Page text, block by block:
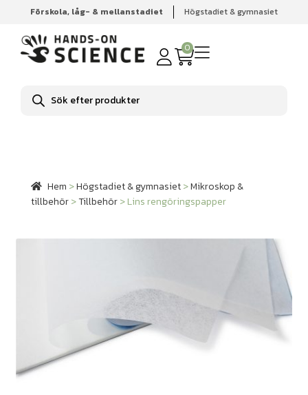
Förskola, låg- & mellanstadiet Högstadiet & gymnasiet
0
Produktsökning
Hem Högstadiet & gymnasiet
Mikroskop & tillbehör
Tillbehör
Lins rengöringspapper
Hem >Högstadiet & gymnasiet>Mikroskop &
tillbehör>Tillbehör>Lins rengöringspapper